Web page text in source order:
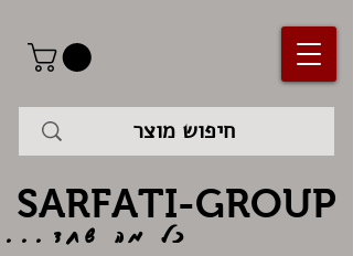
SARFATI-GROUP
כל מה שחד...